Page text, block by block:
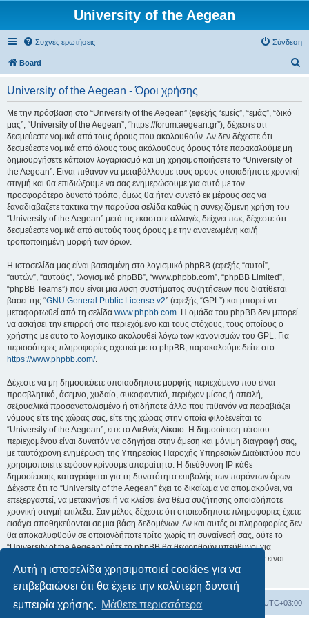
Αυτή η ιστοσελίδα χρησιμοποιεί cookies για να
επιβεβαιώσει ότι θα έχετε την καλύτερη δυνατή
εμπειρία χρήσης. Μάθετε περισσότερα
University of the Aegean
Συχνές ερωτήσεις Σύνδεση
Board
University of the Aegean - Όροι χρήσης
Με την πρόσβαση στο “University of the Aegean” (εφεξής “εμείς”, “εμάς”, “δικό
μας”, “University of the Aegean”, “https://forum.aegean.gr”), δέχεστε ότι
δεσμεύεστε νομικά από τους όρους που ακολουθούν. Αν δεν δέχεστε ότι
δεσμεύεστε νομικά από όλους τους ακόλουθους όρους τότε παρακαλούμε μη
δημιουργήσετε κάποιον λογαριασμό και μη χρησιμοποιήσετε το “University of
the Aegean”. Είναι πιθανόν να μεταβάλλουμε τους όρους οποιαδήποτε χρονική
στιγμή και θα επιδιώξουμε να σας ενημερώσουμε για αυτό με τον
προσφορότερο δυνατό τρόπο, όμως θα ήταν συνετό εκ μέρους σας να
ξαναδιαβάζετε τακτικά την παρούσα σελίδα καθώς η συνεχιζόμενη χρήση του
“University of the Aegean” μετά τις εκάστοτε αλλαγές δείχνει πως δέχεστε ότι
δεσμεύεστε νομικά από αυτούς τους όρους με την ανανεωμένη και/ή
τροποποιημένη μορφή των όρων.
Η ιστοσελίδα μας είναι βασισμένη στο λογισμικό phpBB (εφεξής “αυτοί”,
“αυτών”, “αυτούς”, “λογισμικό phpBB”, “www.phpbb.com”, “phpBB Limited”,
“phpBB Teams”) που είναι μια λύση συστήματος συζητήσεων που διατίθεται
βάσει της “GNU General Public License v2” (εφεξής “GPL”) και μπορεί να
μεταφορτωθεί από τη σελίδα www.phpbb.com. Η ομάδα του phpBB δεν μπορεί
να ασκήσει την επιρροή στο περιεχόμενο και τους στόχους, τους οποίους ο
χρήστης με αυτό το λογισμικό ακολουθεί λόγω των κανονισμών του GPL. Για
περισσότερες πληροφορίες σχετικά με το phpBB, παρακαλούμε δείτε στο
https://www.phpbb.com/.
Δέχεστε να μη δημοσιεύετε οποιασδήποτε μορφής περιεχόμενο που είναι
προσβλητικό, άσεμνο, χυδαίο, συκοφαντικό, περιέχον μίσος ή απειλή,
σεξουαλικά προσανατολισμένο ή οτιδήποτε άλλο που πιθανόν να παραβιάζει
νόμους είτε της χώρας σας, είτε της χώρας στην οποία φιλοξενείται το
“University of the Aegean”, είτε το Διεθνές Δίκαιο. Η δημοσίευση τέτοιου
περιεχομένου είναι δυνατόν να οδηγήσει στην άμεση και μόνιμη διαγραφή σας,
με ταυτόχρονη ενημέρωση της Υπηρεσίας Παροχής Υπηρεσιών Διαδικτύου που
χρησιμοποιείτε εφόσον κρίνουμε απαραίτητο. Η διεύθυνση IP κάθε
δημοσίευσης καταγράφεται για τη δυνατότητα επιβολής των παρόντων όρων.
Δέχεστε ότι το “University of the Aegean” έχει το δικαίωμα να απομακρύνει, να
επεξεργαστεί, να μετακινήσει ή να κλείσει ένα θέμα συζήτησης οποιαδήποτε
χρονική στιγμή επιλέξει. Σαν μέλος δέχεστε ότι οποιεσδήποτε πληροφορίες έχετε
εισάγει αποθηκεύονται σε μια βάση δεδομένων. Αν και αυτές οι πληροφορίες δεν
θα αποκαλυφθούν σε οποιονδήποτε τρίτο χωρίς τη συναίνεσή σας, ούτε το
“University of the Aegean” ούτε το phpBB θα θεωρηθούν υπεύθυνοι για
οποιαδήποτε απόπειρα ηλεκτρονικής εισβολής ή παραβίασης η οποία είναι
δυνατόν να οδηγήσει σε απώλεια αυτών των δεδομένων.
Board Όλοι οι χρόνοι είναι UTC+03:00
Διαγραφή cookies